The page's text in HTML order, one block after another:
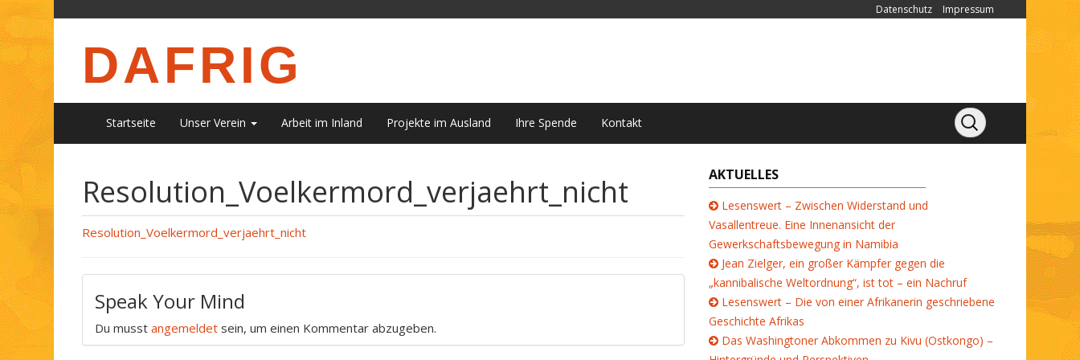
Datenschutz Impressum
DAFRIG
Startseite Unser Verein Arbeit im Inland Projekte im Ausland Ihre Spende Kontakt
Resolution_Voelkermord_verjaehrt_nicht
Resolution_Voelkermord_verjaehrt_nicht
Speak Your Mind
Du musst angemeldet sein, um einen Kommentar abzugeben.
AKTUELLES
Lesenswert – Zwischen Widerstand und
Vasallentreue. Eine Innenansicht der
Gewerkschaftsbewegung in Namibia
Jean Zielger, ein großer Kämpfer gegen die
„kannibalische Weltordnung“, ist tot – ein Nachruf
Lesenswert – Die von einer Afrikanerin geschriebene
Geschichte Afrikas
Das Washingtoner Abkommen zu Kivu (Ostkongo) –